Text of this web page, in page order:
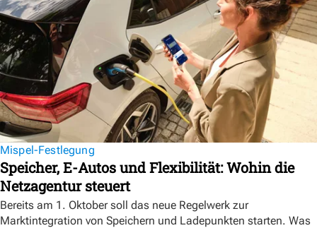
Mispel-Festlegung
Speicher, E-Autos und Flexibilität: Wohin die
Netzagentur steuert
Bereits am 1. Oktober soll das neue Regelwerk zur
Marktintegration von Speichern und Ladepunkten starten. Was